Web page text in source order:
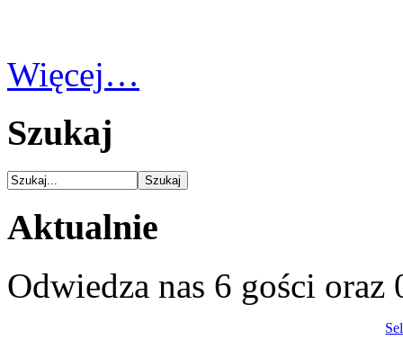
Więcej…
Szukaj
Aktualnie
Odwiedza nas 6 gości